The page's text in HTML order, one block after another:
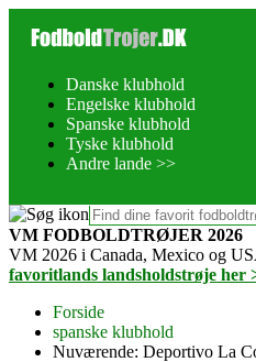
Danske klubhold
Engelske klubhold
Spanske klubhold
Tyske klubhold
Andre lande >>
VM FODBOLDTRØJER 2026
VM 2026 i Canada, Mexico og
favoritlands landsholdstrøje her
Forside
spanske klubhold
Nuværende: Deportivo La